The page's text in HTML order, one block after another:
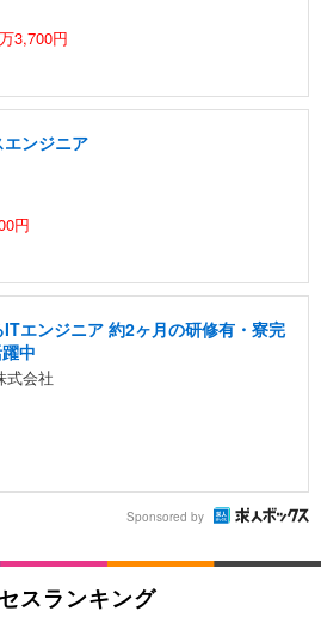
3,700円
ンジニア
円
エンジニア 約2ヶ月の研修有・寮完
中
式会社
Sponsored by
スランキング